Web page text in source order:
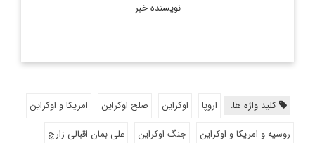
نویسنده خبر
کلید واژه ها: اروپا اوکراین صلح اوکراین
امریکا و اوکراین
روسیه و امریکا و اوکراین
جنگ اوکراین
علی بمان اقبالی زارچ